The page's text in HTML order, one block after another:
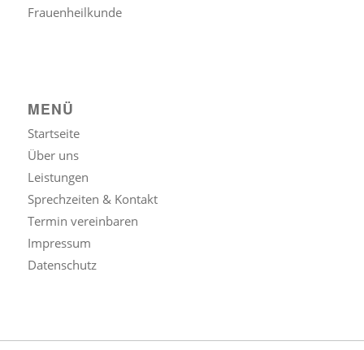
Frauenheilkunde
MENÜ
Startseite
Über uns
Leistungen
Sprechzeiten & Kontakt
Termin vereinbaren
Impressum
Datenschutz